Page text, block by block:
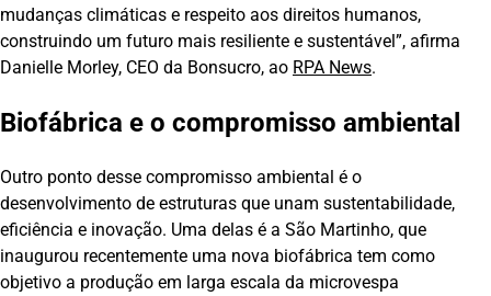
mudanças climáticas e respeito aos direitos humanos,
construindo um futuro mais resiliente e sustentável”, afirma
Danielle Morley, CEO da Bonsucro, ao RPA News.
Biofábrica e o compromisso ambiental
Outro ponto desse compromisso ambiental é o
desenvolvimento de estruturas que unam sustentabilidade,
eficiência e inovação. Uma delas é a São Martinho, que
inaugurou recentemente uma nova biofábrica tem como
objetivo a produção em larga escala da microvespa